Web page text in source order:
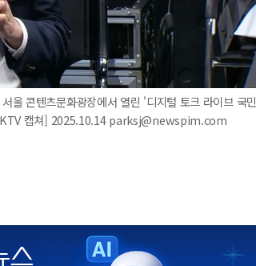
울 콘텐츠문화광장에서 열린 '디지털 토크 라이브 국민
캡쳐] 2025.10.14 parksj@newspim.com